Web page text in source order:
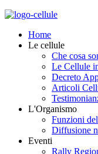
Home
Le cellule
Che cosa
Le Cellule
Decreto
Articoli
L'Organismo
Funzioni
Diffusione
Eventi
Rally